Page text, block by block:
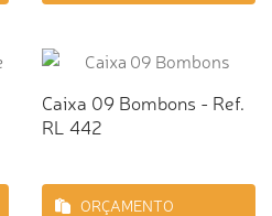
Caixa 09 Bombons - Ref.
RL 442
ORÇAMENTO